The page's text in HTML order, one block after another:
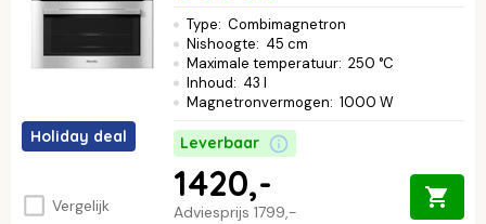
Holiday deal
Vergelijk
Type: Combimagnetron
Nishoogte: 45 cm
Maximale temperatuur: 250 °C
Inhoud: 43 l
Magnetronvermogen: 1000 W
Leverbaar
Adviesprijs 1799,-
1420,-